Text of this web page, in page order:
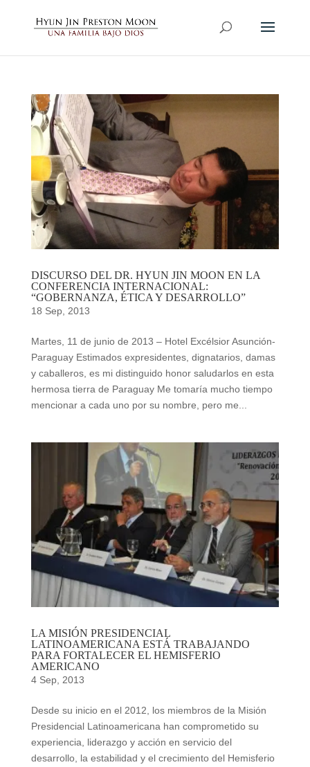
DISCURSO DEL DR. HYUN JIN MOON EN LA
CONFERENCIA INTERNACIONAL:
“GOBERNANZA, ÉTICA Y DESARROLLO”
18 Sep, 2013
Martes, 11 de junio de 2013 – Hotel Excélsior Asunción-
Paraguay Estimados expresidentes, dignatarios, damas
y caballeros, es mi distinguido honor saludarlos en esta
hermosa tierra de Paraguay Me tomaría mucho tiempo
mencionar a cada uno por su nombre, pero me...
LA MISIÓN PRESIDENCIAL
LATINOAMERICANA ESTÁ TRABAJANDO
PARA FORTALECER EL HEMISFERIO
AMERICANO
4 Sep, 2013
Desde su inicio en el 2012, los miembros de la Misión
Presidencial Latinoamericana han comprometido su
experiencia, liderazgo y acción en servicio del
desarrollo, la estabilidad y el crecimiento del Hemisferio